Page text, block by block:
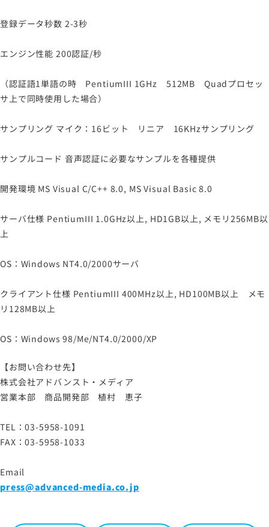
登録データ秒数 2-3秒
エンジン性能 200認証/秒
（認証語1単語の時 PentiumIII 1GHz 512MB Quadプロセッ
サ上で同時使用した場合）
サンプリング マイク：16ビット リニア 16KHzサンプリング
サンプルコード 音声認証に必要なサンプルを各種提供
開発環境 MS Visual C/C++ 8.0, MS Visual Basic 8.0
サーバ仕様 PentiumIII 1.0GHz以上, HD1GB以上, メモリ256MB以
上
OS：Windows NT4.0/2000サーバ
クライアント仕様 PentiumIII 400MHz以上, HD100MB以上 メモ
リ128MB以上
OS：Windows 98/Me/NT4.0/2000/XP
【お問い合わせ先】
株式会社アドバンスト・メディア
営業本部 商品開発部 植村 恵子
TEL：03-5958-1091
FAX：03-5958-1033
Email
press@advanced-media.co.jp